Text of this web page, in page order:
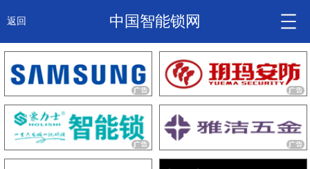
返回 中国智能锁网
智能锁头条
诚信企业
产品